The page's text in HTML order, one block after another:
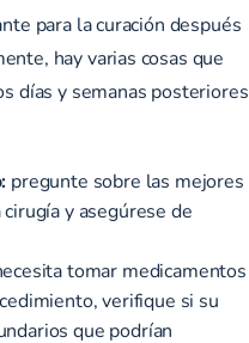
para la curación después
hay varias cosas que
días y semanas posteriores
pregunte sobre las mejores
y asegúrese de
tomar medicamentos
verifique si su
que podrían